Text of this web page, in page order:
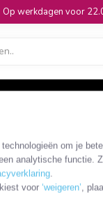
om je
analytische functie.
.
voor ‘weigeren’,
Op werkdagen voor